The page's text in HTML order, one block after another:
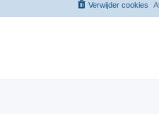
Verwijder cookies